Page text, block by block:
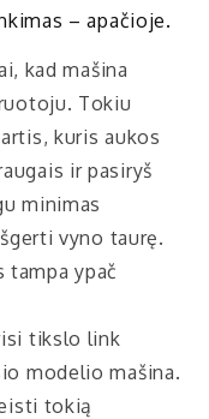
– apačioje.
kad mašina
Tokiu
kuris aukos
ir pasiryš
minimas
vyno taurę.
ypač
tikslo link
modelio mašina.
tokią